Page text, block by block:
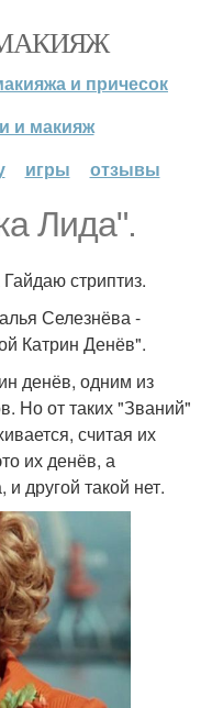
и причесок
и макияж
игры отзывы
Лида".
стриптиз.
Селезнёва -
Катрин Денёв".
денёв, одним из
Но от таких "Званий"
считая их
их денёв, а
другой такой нет.